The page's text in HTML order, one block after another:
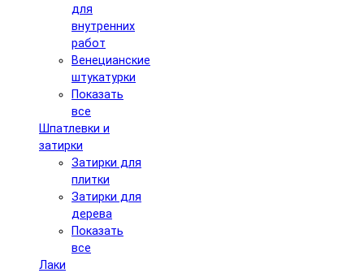
для
внутренних
работ
Венецианские
штукатурки
Показать
все
Шпатлевки и
затирки
Затирки для
плитки
Затирки для
дерева
Показать
все
Лаки